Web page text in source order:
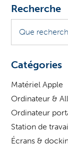
Recherche
recherchez-
vous
Catégories
Matériel Apple
Ordinateur &
Ordinateur
Station de
Écrans &